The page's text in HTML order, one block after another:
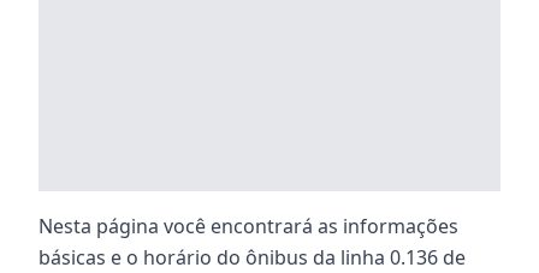
Nesta página você encontrará as informações
básicas e o horário do ônibus da linha 0.136 de